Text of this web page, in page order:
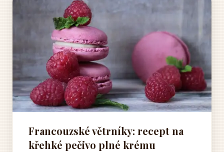
Francouzské větrníky: recept na
křehké pečivo plné krému